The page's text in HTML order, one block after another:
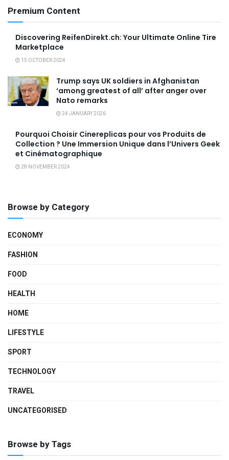
Premium Content
Discovering ReifenDirekt.ch: Your Ultimate Online Tire
Marketplace
15 OCTOBER 2024
Trump says UK soldiers in Afghanistan
‘among greatest of all’ after anger over
Nato remarks
24 JANUARY 2026
Pourquoi Choisir Cinereplicas pour vos Produits de
Collection ? Une Immersion Unique dans l’Univers Geek
et Cinématographique
28 NOVEMBER 2024
Browse by Category
ECONOMY
FASHION
FOOD
HEALTH
HOME
LIFESTYLE
SPORT
TECHNOLOGY
TRAVEL
UNCATEGORISED
Browse by Tags